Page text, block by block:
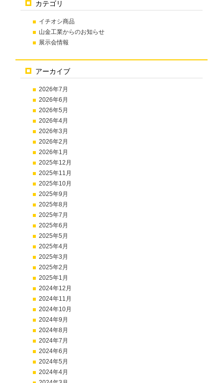
カテゴリ
イチオシ商品
山金工業からのお知らせ
展示会情報
アーカイブ
2026年7月
2026年6月
2026年5月
2026年4月
2026年3月
2026年2月
2026年1月
2025年12月
2025年11月
2025年10月
2025年9月
2025年8月
2025年7月
2025年6月
2025年5月
2025年4月
2025年3月
2025年2月
2025年1月
2024年12月
2024年11月
2024年10月
2024年9月
2024年8月
2024年7月
2024年6月
2024年5月
2024年4月